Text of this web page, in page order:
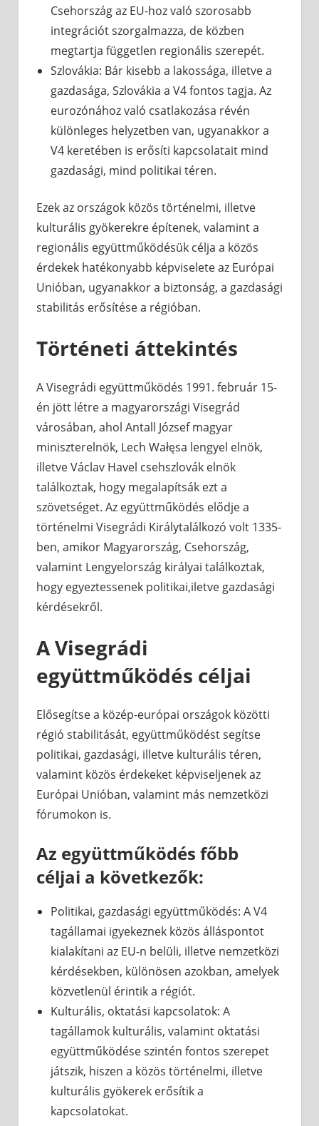
Csehország az EU-hoz való szorosabb
integrációt szorgalmazza, de közben
megtartja független regionális szerepét.
Szlovákia: Bár kisebb a lakossága, illetve a
gazdasága, Szlovákia a V4 fontos tagja. Az
eurozónához való csatlakozása révén
különleges helyzetben van, ugyanakkor a
V4 keretében is erősíti kapcsolatait mind
gazdasági, mind politikai téren.
Ezek az országok közös történelmi, illetve
kulturális gyökerekre építenek, valamint a
regionális együttműködésük célja a közös
érdekek hatékonyabb képviselete az Európai
Unióban, ugyanakkor a biztonság, a gazdasági
stabilitás erősítése a régióban.
Történeti áttekintés
A Visegrádi együttműködés 1991. február 15-
én jött létre a magyarországi Visegrád
városában, ahol Antall József magyar
miniszterelnök, Lech Wałęsa lengyel elnök,
illetve Václav Havel csehszlovák elnök
találkoztak, hogy megalapítsák ezt a
szövetséget. Az együttműködés elődje a
történelmi Visegrádi Királytalálkozó volt 1335-
ben, amikor Magyarország, Csehország,
valamint Lengyelország királyai találkoztak,
hogy egyeztessenek politikai,iletve gazdasági
kérdésekről.
A Visegrádi
együttműködés céljai
Elősegítse a közép-európai országok közötti
régió stabilitását, együttműködést segítse
politikai, gazdasági, illetve kulturális téren,
valamint közös érdekeket képviseljenek az
Európai Unióban, valamint más nemzetközi
fórumokon is.
Az együttműködés főbb
céljai a következők:
Politikai, gazdasági együttműködés: A V4
tagállamai igyekeznek közös álláspontot
kialakítani az EU-n belüli, illetve nemzetközi
kérdésekben, különösen azokban, amelyek
közvetlenül érintik a régiót.
Kulturális, oktatási kapcsolatok: A
tagállamok kulturális, valamint oktatási
együttműködése szintén fontos szerepet
játszik, hiszen a közös történelmi, illetve
kulturális gyökerek erősítik a
kapcsolatokat.